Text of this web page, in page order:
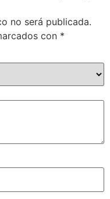
no será publicada.
con *